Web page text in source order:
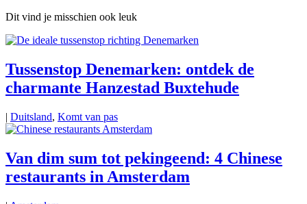
Dit vind je misschien ook leuk
Tussenstop Denemarken: ontdek de
charmante Hanzestad Buxtehude
| Duitsland, Komt van pas
Van dim sum tot pekingeend: 4 Chinese
restaurants in Amsterdam